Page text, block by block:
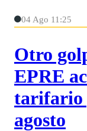
04 Ago 11:25
Otro
EPRE
tarifario
agosto